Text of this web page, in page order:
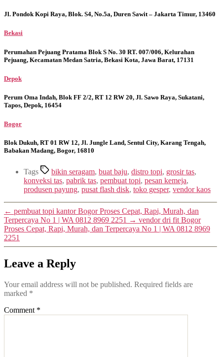
Jl. Pondok Kopi Raya, Blok. S4, No.5a, Duren Sawit – Jakarta Timur, 13460
Bekasi
Perumahan Pejuang Pratama Blok S No. 30 RT. 007/006, Kelurahan
Pejuang, Kecamatan Medan Satria, Bekasi Kota, Jawa Barat, 17131
Depok
Perum Oma Indah, Blok FF 2/2, RT 12 RW 20, Jl. Sawo Raya, Sukatani,
Tapos, Depok, 16454
Bogor
Blok Dukuh, RT 01 RW 12, Jl. Jungle Land, Sentul City, Karang Tengah,
Babakan Madang, Bogor, 16810
Tags bikin seragam, buat baju, distro topi, grosir tas,
konveksi tas, pabrik tas, pembuat topi, pesan kemeja,
produsen payung, pusat flash disk, toko gesper, vendor kaos
← pembuat topi kantor Bogor Proses Cepat, Rapi, Murah, dan
Terpercaya No 1 | WA 0812 8969 2251 → vendor dri fit Bogor
Proses Cepat, Rapi, Murah, dan Terpercaya No 1 | WA 0812 8969
2251
Leave a Reply
Your email address will not be published. Required fields are
marked *
Comment *